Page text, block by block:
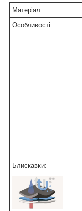
Матеріал:
Особливості:
Блискавки: